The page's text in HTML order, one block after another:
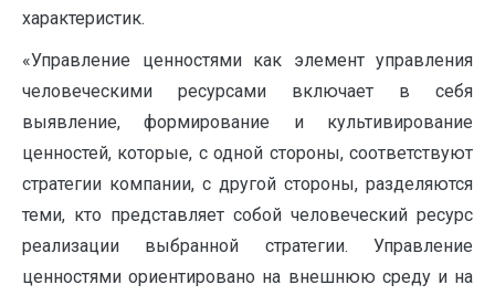
характеристик.
«Управление ценностями как элемент управления
человеческими ресурсами включает в себя
выявление, формирование и культивирование
ценностей, которые, с одной стороны, соответствуют
стратегии компании, с другой стороны, разделяются
теми, кто представляет собой человеческий ресурс
реализации выбранной стратегии. Управление
ценностями ориентировано на внешнюю среду и на